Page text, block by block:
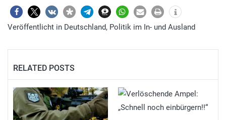
Veröffentlicht in Deutschland, Politik im In- und Ausland
RELATED POSTS